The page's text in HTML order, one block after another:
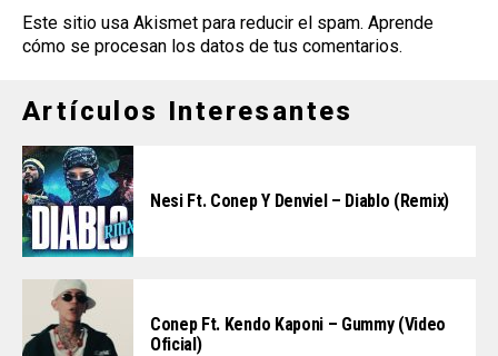
Este sitio usa Akismet para reducir el spam. Aprende
cómo se procesan los datos de tus comentarios.
Artículos Interesantes
Nesi Ft. Conep Y Denviel – Diablo (Remix)
Conep Ft. Kendo Kaponi – Gummy (Video
Oficial)